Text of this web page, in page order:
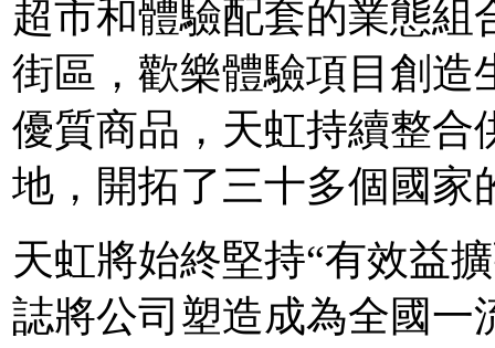
超市和體驗配套的業態組
街區，歡樂體驗項目創造
優質商品，天虹持續整合
地，開拓了三十多個國家
天虹將始終堅持“有效益
誌將公司塑造成為全國一